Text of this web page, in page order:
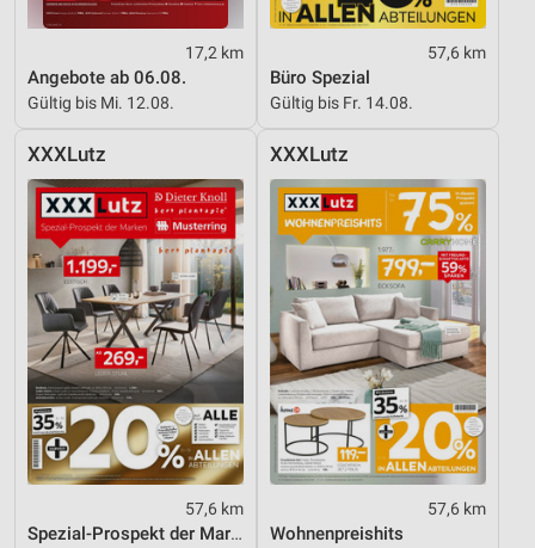
17,2 km
Angebote ab 06.08.
Gültig bis Mi. 12.08.
57,6 km
Büro Spezial
Gültig bis Fr. 14.08.
XXXLutz
57,6 km
Spezial-Prospekt der Marken
XXXLutz
57,6 km
Wohnenpreishits